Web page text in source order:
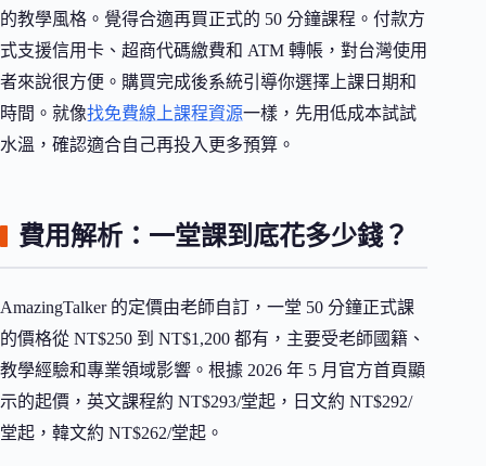
的教學風格。覺得合適再買正式的 50 分鐘課程。付款方
式支援信用卡、超商代碼繳費和 ATM 轉帳，對台灣使用
者來說很方便。購買完成後系統引導你選擇上課日期和
時間。就像找免費線上課程資源一樣，先用低成本試試
水溫，確認適合自己再投入更多預算。
費用解析：一堂課到底花多少錢？
AmazingTalker 的定價由老師自訂，一堂 50 分鐘正式課
的價格從 NT$250 到 NT$1,200 都有，主要受老師國籍、
教學經驗和專業領域影響。根據 2026 年 5 月官方首頁顯
示的起價，英文課程約 NT$293/堂起，日文約 NT$292/
堂起，韓文約 NT$262/堂起。